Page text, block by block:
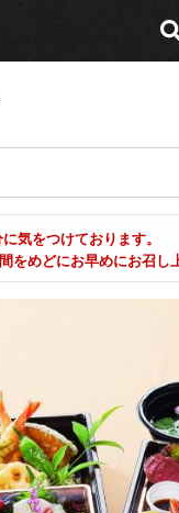
気をつけております。
をめどにお早めにお召し